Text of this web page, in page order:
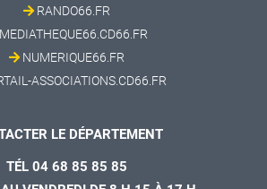
RANDO66.FR
MEDIATHEQUE66.CD66.FR
NUMERIQUE66.FR
ASSOCIATIONS.CD66.FR
LE DÉPARTEMENT
TÉL 04 68 85 85 85